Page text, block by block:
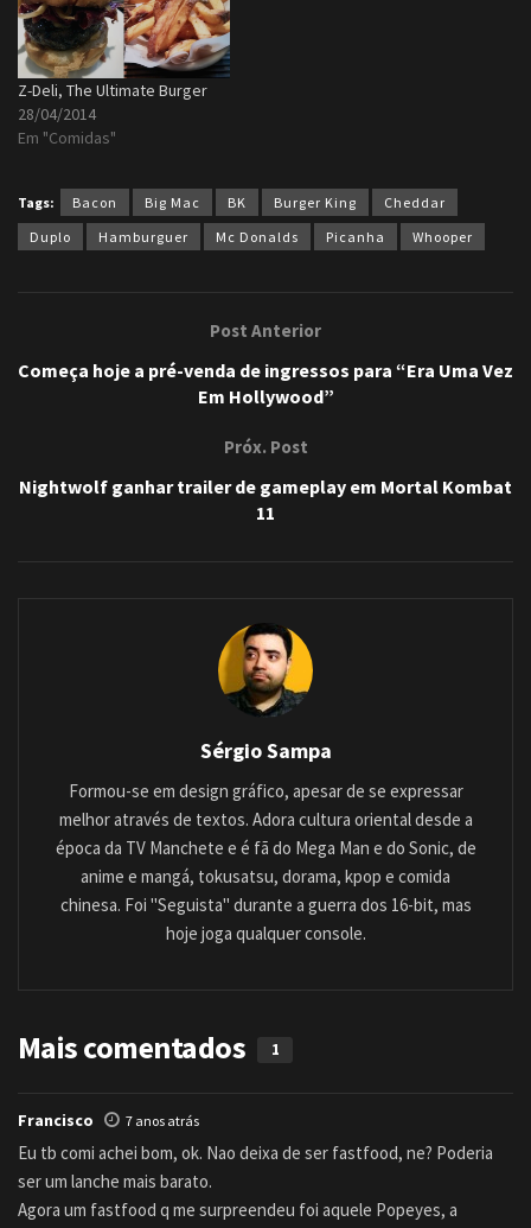
Z-Deli, The Ultimate Burger
28/04/2014
Em "Comidas"
Tags: Bacon Big Mac BK Burger King
Cheddar
Duplo
Hamburguer Mc Donalds Picanha Whooper
Post Anterior
Começa hoje a pré-venda de ingressos para “Era Uma Vez
Em Hollywood”
Próx. Post
Nightwolf ganhar trailer de gameplay em Mortal Kombat
11
Sérgio Sampa
Formou-se em design gráfico, apesar de se expressar
melhor através de textos. Adora cultura oriental desde a
época da TV Manchete e é fã do Mega Man e do Sonic, de
anime e mangá, tokusatsu, dorama, kpop e comida
chinesa. Foi "Seguista" durante a guerra dos 16-bit, mas
hoje joga qualquer console.
Mais comentados 1
Francisco 7 anos atrás
Eu tb comi achei bom, ok. Nao deixa de ser fastfood, ne? Poderia
ser um lanche mais barato.
Agora um fastfood q me surpreendeu foi aquele Popeyes, a